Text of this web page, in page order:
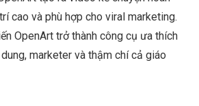
cao và phù hợp cho viral marketing.
OpenArt trở thành công cụ ưa thích
marketer và thậm chí cả giáo